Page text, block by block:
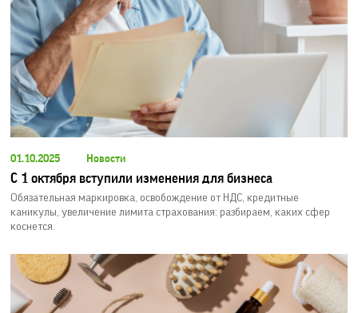
01.10.2025 Новости
С 1 октября вступили изменения для бизнеса
Обязательная маркировка, освобождение от НДС, кредитные
каникулы, увеличение лимита страхования: разбираем, каких сфер
коснется.